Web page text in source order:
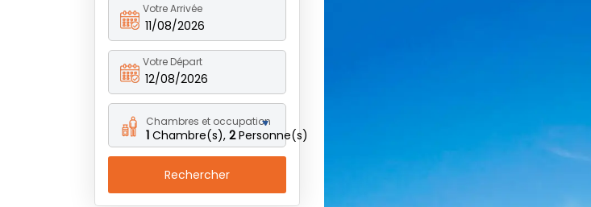
Votre Arrivée
11/08/2026
Votre Départ
12/08/2026
Chambres et occupation
1 Chambre(s),2Personne(s)
Rechercher